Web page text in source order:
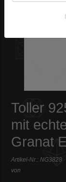
Toller
mit
Granat
Artikel-Nr.: NG3828
von